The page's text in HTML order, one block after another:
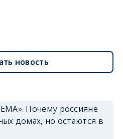
новость
Почему россияне
домах, но остаются в